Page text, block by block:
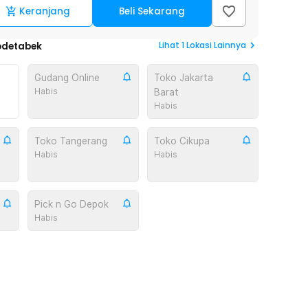
Keranjang Beli Sekarang
Lihat 1Lokasi Lainnya
Gudang Online
Habis
Toko Jakarta
Barat
Habis
Toko Tangerang
Habis
Toko Cikupa
Habis
Pick n Go Depok
Habis